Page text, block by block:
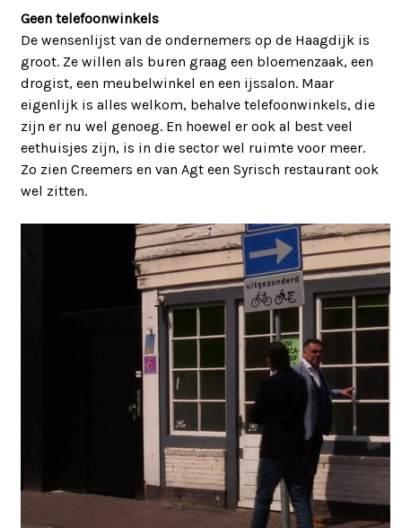
Geen telefoonwinkels
De wensenlijst van de ondernemers op de Haagdijk is
groot. Ze willen als buren graag een bloemenzaak, een
drogist, een meubelwinkel en een ijssalon. Maar
eigenlijk is alles welkom, behalve telefoonwinkels, die
zijn er nu wel genoeg. En hoewel er ook al best veel
eethuisjes zijn, is in die sector wel ruimte voor meer.
Zo zien Creemers en van Agt een Syrisch restaurant ook
wel zitten.